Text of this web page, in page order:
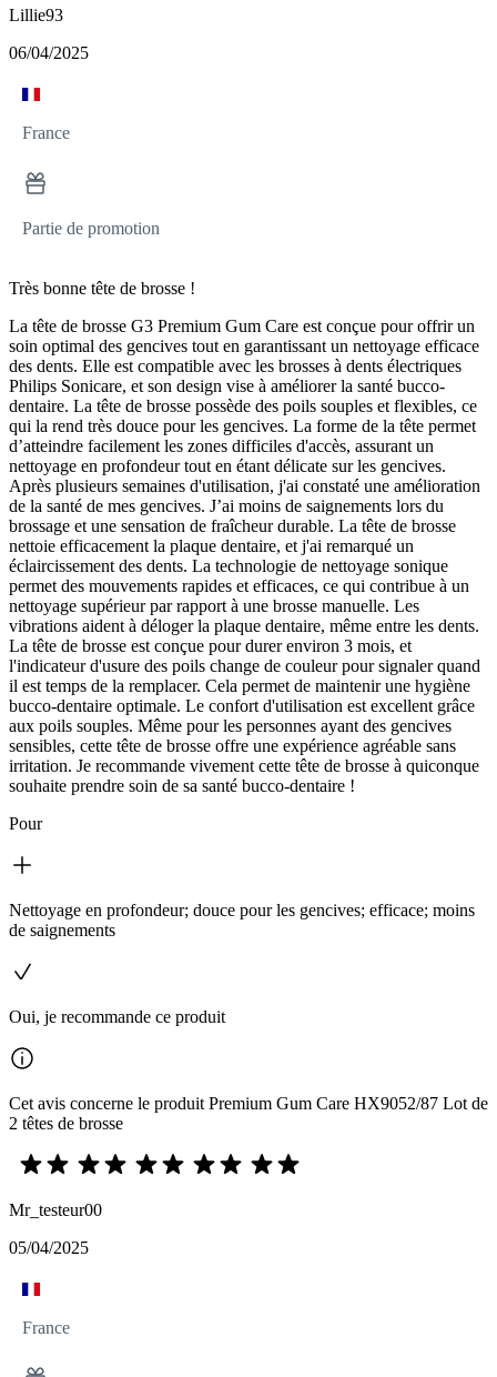
Lillie93
06/04/2025
France
Partie de promotion
Très bonne tête de brosse !
La tête de brosse G3 Premium Gum Care est conçue pour offrir un
soin optimal des gencives tout en garantissant un nettoyage efficace
des dents. Elle est compatible avec les brosses à dents électriques
Philips Sonicare, et son design vise à améliorer la santé bucco-
dentaire. La tête de brosse possède des poils souples et flexibles, ce
qui la rend très douce pour les gencives. La forme de la tête permet
d’atteindre facilement les zones difficiles d'accès, assurant un
nettoyage en profondeur tout en étant délicate sur les gencives.
Après plusieurs semaines d'utilisation, j'ai constaté une amélioration
de la santé de mes gencives. J’ai moins de saignements lors du
brossage et une sensation de fraîcheur durable. La tête de brosse
nettoie efficacement la plaque dentaire, et j'ai remarqué un
éclaircissement des dents. La technologie de nettoyage sonique
permet des mouvements rapides et efficaces, ce qui contribue à un
nettoyage supérieur par rapport à une brosse manuelle. Les
vibrations aident à déloger la plaque dentaire, même entre les dents.
La tête de brosse est conçue pour durer environ 3 mois, et
l'indicateur d'usure des poils change de couleur pour signaler quand
il est temps de la remplacer. Cela permet de maintenir une hygiène
bucco-dentaire optimale. Le confort d'utilisation est excellent grâce
aux poils souples. Même pour les personnes ayant des gencives
sensibles, cette tête de brosse offre une expérience agréable sans
irritation. Je recommande vivement cette tête de brosse à quiconque
souhaite prendre soin de sa santé bucco-dentaire !
Pour
Nettoyage en profondeur; douce pour les gencives; efficace; moins
de saignements
Oui, je recommande ce produit
Cet avis concerne le produit Premium Gum Care HX9052/87 Lot de
2 têtes de brosse
Mr_testeur00
05/04/2025
France